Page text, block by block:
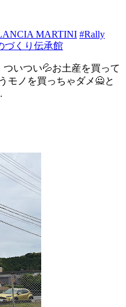
MARTINI #Rally
づくり伝承館
ついつい💦お土産を買って
モノを買っちゃダメ🙅と